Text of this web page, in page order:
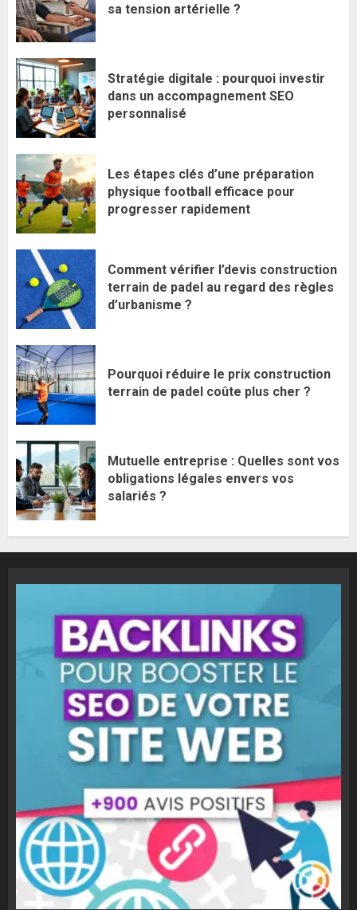
sa tension artérielle ?
Stratégie digitale : pourquoi investir
dans un accompagnement SEO
personnalisé
Les étapes clés d’une préparation
physique football efficace pour
progresser rapidement
Comment vérifier l’devis construction
terrain de padel au regard des règles
d’urbanisme ?
Pourquoi réduire le prix construction
terrain de padel coûte plus cher ?
Mutuelle entreprise : Quelles sont vos
obligations légales envers vos
salariés ?